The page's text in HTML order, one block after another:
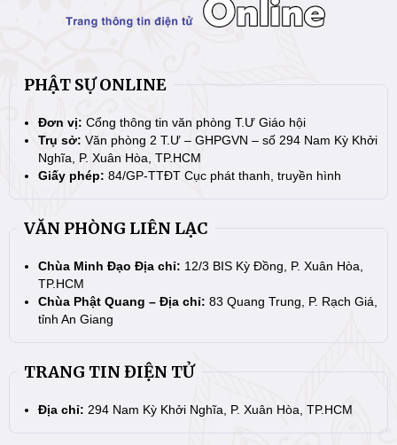
PHẬT SỰ ONLINE
Đơn vị: Cổng thông tin văn phòng T.Ư Giáo hội
Trụ sở: Văn phòng 2 T.Ư – GHPGVN – số 294 Nam Kỳ Khởi
Nghĩa, P. Xuân Hòa, TP.HCM
Giấy phép: 84/GP-TTĐT Cục phát thanh, truyền hình
VĂN PHÒNG LIÊN LẠC
Chùa Minh Đạo Địa chỉ: 12/3 BIS Kỳ Đồng, P. Xuân Hòa,
TP.HCM
Chùa Phật Quang – Địa chỉ: 83 Quang Trung, P. Rạch Giá,
tỉnh An Giang
TRANG TIN ĐIỆN TỬ
Địa chỉ: 294 Nam Kỳ Khởi Nghĩa, P. Xuân Hòa, TP.HCM